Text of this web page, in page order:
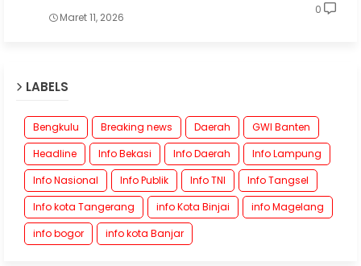
Maret 11, 2026
0
LABELS
Bengkulu Breaking news Daerah
GWI Banten
Headline
Info Bekasi Info Daerah
Info Lampung
Info Nasional
Info Publik Info TNI
Info Tangsel
Info kota Tangerang
info Kota Binjai
info Magelang
info bogor
info kota Banjar